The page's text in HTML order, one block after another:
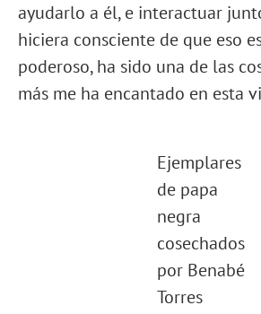
ayudarlo a él, e interactuar
hiciera consciente de que eso
poderoso, ha sido una de las
más me ha encantado en esta
Ejemplares
de papa
negra
cosechados
por Benabé
Torres